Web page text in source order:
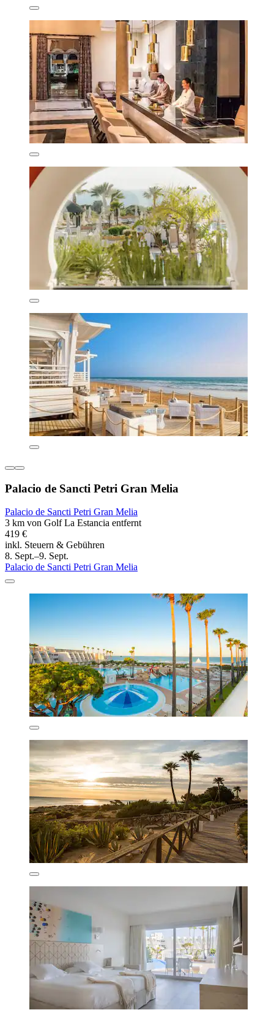
Palacio de Sancti Petri Gran Melia
Palacio de Sancti Petri Gran Melia
3 km von Golf La Estancia entfernt
419 €
inkl. Steuern & Gebühren
8. Sept.–9. Sept.
Palacio de Sancti Petri Gran Melia